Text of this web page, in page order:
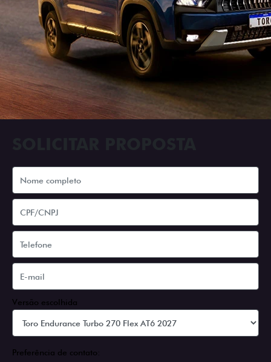
Versão escolhida
Preferência de contato: